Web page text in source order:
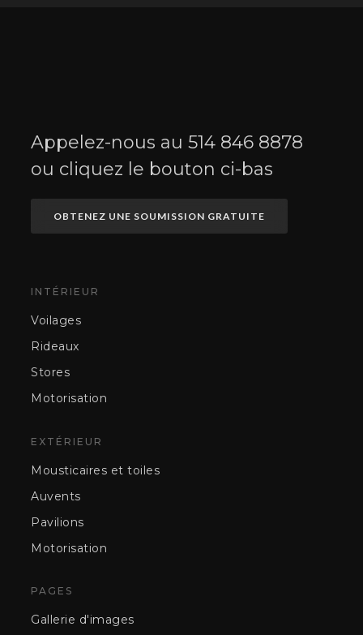
Appelez-nous au 514 846 8878
ou cliquez le bouton ci-bas
OBTENEZ UNE SOUMISSION GRATUITE
INTÉRIEUR
Voilages
Rideaux
Stores
Motorisation
EXTÉRIEUR
Mousticaires et toiles
Auvents
Pavilions
Motorisation
PAGES
Gallerie d'images